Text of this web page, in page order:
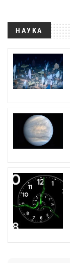
НАУКА